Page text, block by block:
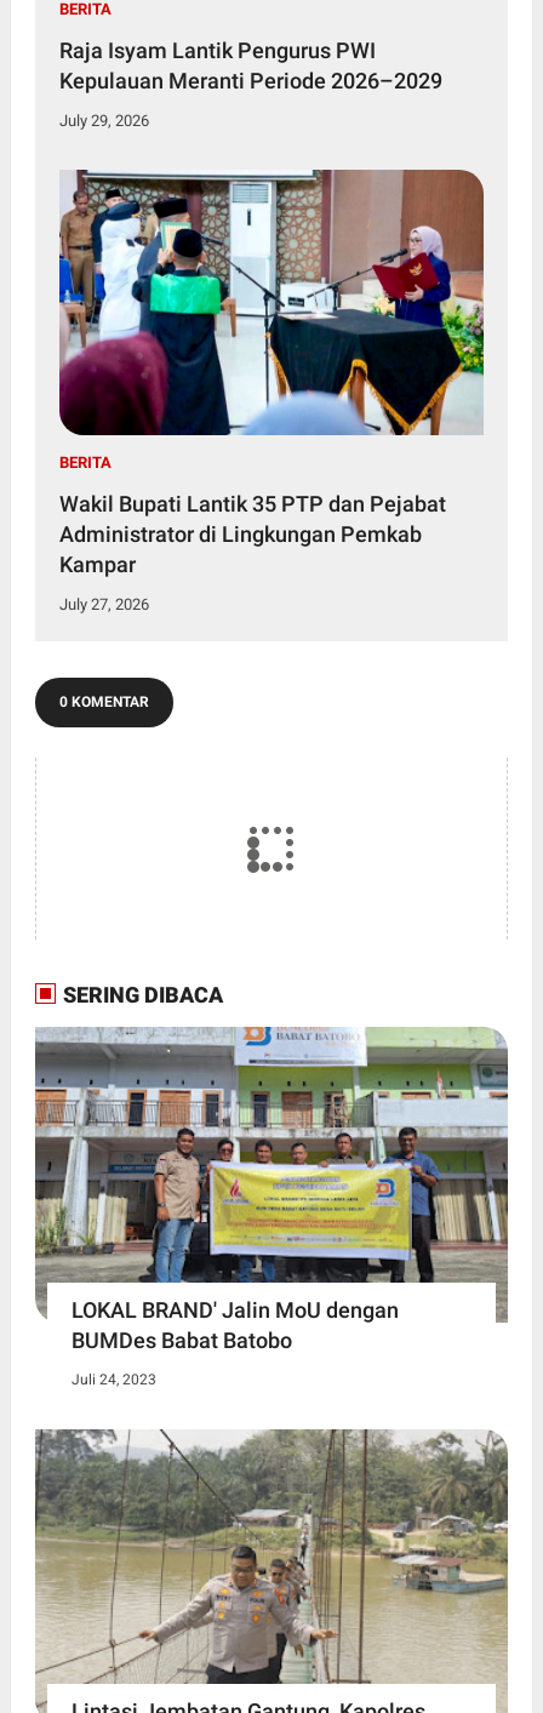
BERITA
Raja Isyam Lantik Pengurus PWI
Kepulauan Meranti Periode 2026–2029
July 29, 2026
BERITA
Wakil Bupati Lantik 35 PTP dan Pejabat
Administrator di Lingkungan Pemkab
Kampar
July 27, 2026
0 KOMENTAR
SERING DIBACA
LOKAL BRAND' Jalin MoU dengan
BUMDes Babat Batobo
Juli 24, 2023